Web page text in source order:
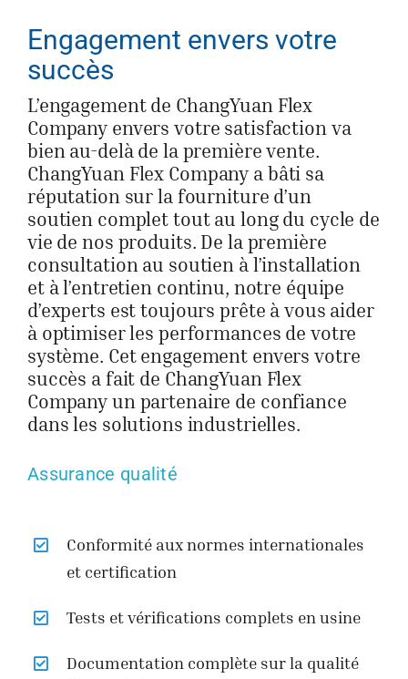
Engagement envers votre
succès
L’engagement de ChangYuan Flex
Company envers votre satisfaction va
bien au-delà de la première vente.
ChangYuan Flex Company a bâti sa
réputation sur la fourniture d’un
soutien complet tout au long du cycle de
vie de nos produits. De la première
consultation au soutien à l’installation
et à l’entretien continu, notre équipe
d’experts est toujours prête à vous aider
à optimiser les performances de votre
système. Cet engagement envers votre
succès a fait de ChangYuan Flex
Company un partenaire de confiance
dans les solutions industrielles.
Assurance qualité
Conformité aux normes internationales
et certification
Tests et vérifications complets en usine
Documentation complète sur la qualité